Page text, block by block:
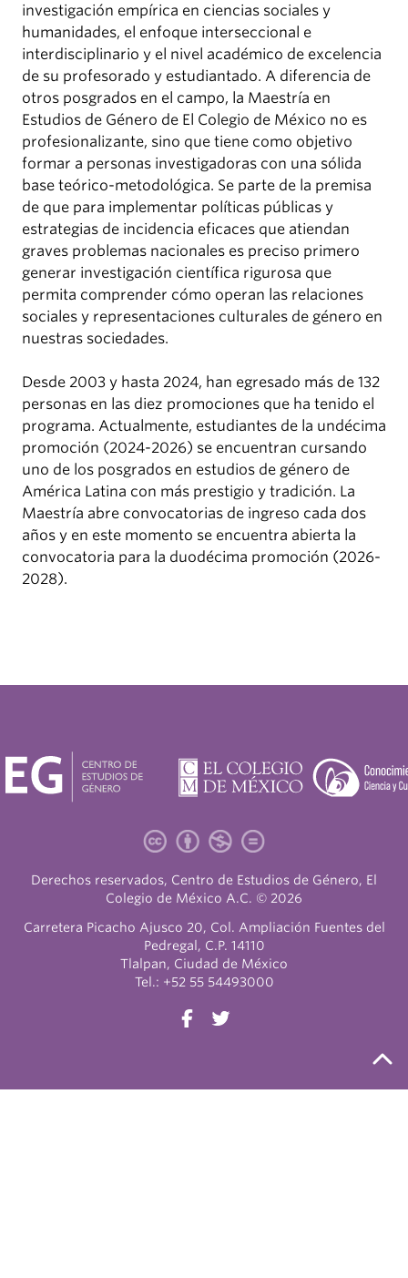
investigación empírica en ciencias sociales y
humanidades, el enfoque interseccional e
interdisciplinario y el nivel académico de excelencia
de su profesorado y estudiantado. A diferencia de
otros posgrados en el campo, la Maestría en
Estudios de Género de El Colegio de México no es
profesionalizante, sino que tiene como objetivo
formar a personas investigadoras con una sólida
base teórico-metodológica. Se parte de la premisa
de que para implementar políticas públicas y
estrategias de incidencia eficaces que atiendan
graves problemas nacionales es preciso primero
generar investigación científica rigurosa que
permita comprender cómo operan las relaciones
sociales y representaciones culturales de género en
nuestras sociedades.
Desde 2003 y hasta 2024, han egresado más de 132
personas en las diez promociones que ha tenido el
programa. Actualmente, estudiantes de la undécima
promoción (2024-2026) se encuentran cursando
uno de los posgrados en estudios de género de
América Latina con más prestigio y tradición. La
Maestría abre convocatorias de ingreso cada dos
años y en este momento se encuentra abierta la
convocatoria para la duodécima promoción (2026-
2028).
Derechos reservados, Centro de Estudios de Género, El
Colegio de México A.C. © 2026
Carretera Picacho Ajusco 20, Col. Ampliación Fuentes del
Pedregal, C.P. 14110
Tlalpan, Ciudad de México
Tel.: +52 55 54493000